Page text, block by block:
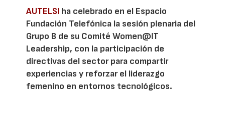
AUTELSI ha celebrado en el Espacio
Fundación Telefónica la sesión plenaria del
Grupo B de su Comité Women@IT
Leadership, con la participación de
directivas del sector para compartir
experiencias y reforzar el liderazgo
femenino en entornos tecnológicos.